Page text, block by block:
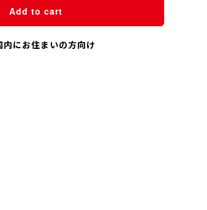
Add to cart
内にお住まいの方向け